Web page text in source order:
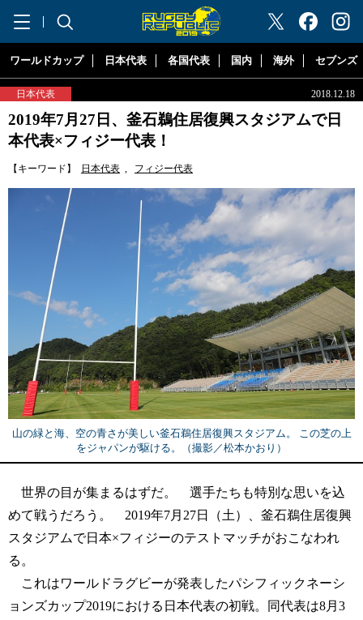
"ラグビーリパブリック"
ワールドカップ 日本代表 各国代表 国内 海外 セブンズ
日本代表 2018.12.18
2019年7月27日、釜石鵜住居復興スタジアムで日
本代表×フィジー代表！
【キーワード】 日本代表 , フィジー代表
山の緑と海、空の青さが美しい釜石鵜住居復興スタジアム。 この芝の上
をジャパンが駆ける。（撮影／松本かおり）
世界の目が集まるはずだ。 選手たちも特別な思いを込
めて戦うだろう。 2019年7月27日（土）、釜石鵜住居復興
スタジアムで日本×フィジーのテストマッチがおこなわれ
る。
これはワールドラグビーが発表したパシフィックネーシ
ョンズカップ2019における日本代表の初戦。同代表は8月3